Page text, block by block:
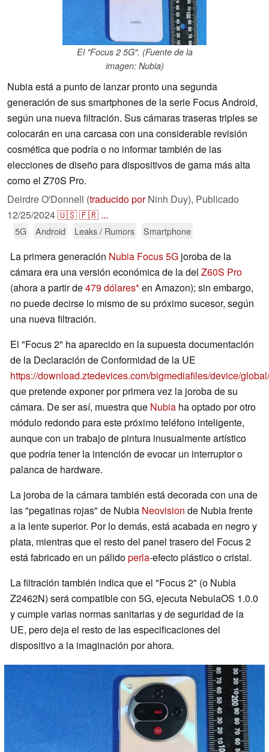
El "Focus 2 5G". (Fuente de la
imagen: Nubia)
Nubia está a punto de lanzar pronto una segunda
generación de sus smartphones de la serie Focus Android,
según una nueva filtración. Sus cámaras traseras triples se
colocarán en una carcasa con una considerable revisión
cosmética que podría o no informar también de las
elecciones de diseño para dispositivos de gama más alta
como el Z70S Pro.
Deirdre O'Donnell (traducido porNinh Duy), Publicado
12/25/2024🇺🇸🇫🇷 ...
5G Android Leaks / Rumors Smartphone
La primera generación Nubia Focus 5G joroba de la
cámara era una versión económica de la del Z60S Pro
(ahora a partir de479 dólares en Amazon); sin embargo,
no puede decirse lo mismo de su próximo sucesor, según
una nueva filtración.
El "Focus 2" ha aparecido en la supuesta documentación
de la Declaración de Conformidad de la UE
https://download.ztedevices.com/bigmediafiles/device/
que pretende exponer por primera vez la joroba de su
cámara. De ser así, muestra que Nubia ha optado por otro
módulo redondo para este próximo teléfono inteligente,
aunque con un trabajo de pintura inusualmente artístico
que podría tener la intención de evocar un interruptor o
palanca de hardware.
La joroba de la cámara también está decorada con una de
las "pegatinas rojas" de Nubia Neovision de Nubia frente
a la lente superior. Por lo demás, está acabada en negro y
plata, mientras que el resto del panel trasero del Focus 2
está fabricado en un pálidoperla-efecto plástico o cristal.
La filtración también indica que el "Focus 2" (o Nubia
Z2462N) será compatible con 5G, ejecuta NebulaOS 1.0.0
y cumple varias normas sanitarias y de seguridad de la
UE, pero deja el resto de las especificaciones del
dispositivo a la imaginación por ahora.